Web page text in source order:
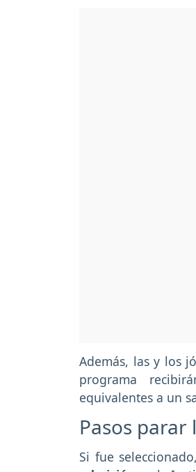
Además, las y los
programa
equivalentes a un
Pasos
Si fue